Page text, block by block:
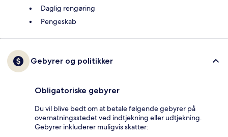
Daglig rengøring
Pengeskab
Gebyrer og politikker
Obligatoriske gebyrer
Du vil blive bedt om at betale følgende gebyrer på
overnatningsstedet ved indtjekning eller udtjekning.
Gebyrer inkluderer muligvis skatter: